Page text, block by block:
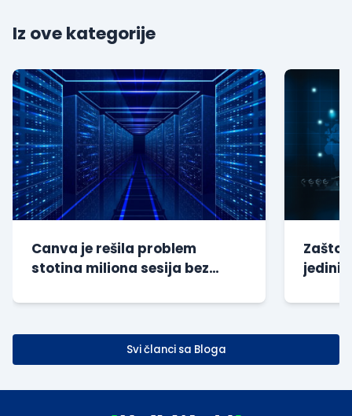
Iz ove kategorije
Canva je rešila problem
stotina miliona sesija bez
Zašto
jedini
Svi članci sa Bloga